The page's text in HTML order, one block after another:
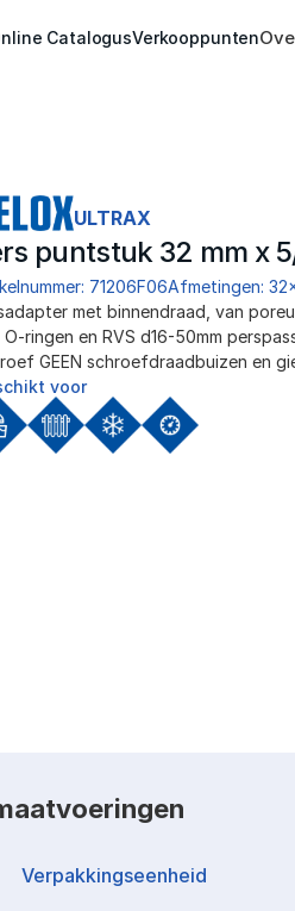
CatalogusVerkooppunten
ULTRAX
puntstuk 32 mm x
71206F06Afmetingen:
met binnendraad, van
O-ringen en RVS d16-50mm
GEEN schroefdraadbuizen en
voor
Verpakkingseenheid